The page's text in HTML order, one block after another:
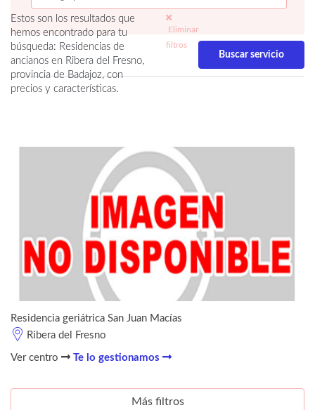
Estos son los resultados que
hemos encontrado para tu
búsqueda: Residencias de
ancianos en Ribera del Fresno,
provincia de Badajoz, con
precios y características.
Eliminar
filtros
Residencia geriátrica San Juan Macías
Ribera del Fresno
Ver centro Te lo gestionamos
Más filtros